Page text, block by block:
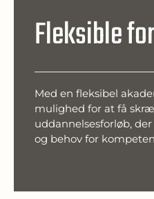
Fleksible
Med en fleksibel
mulighed for at få
uddannelsesforløb,
og behov for